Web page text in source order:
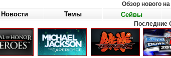
Обзор нового на
Новости Темы Сейвы
Последние